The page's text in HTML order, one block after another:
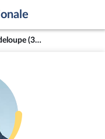
M. Max Mathiasin - Guadeloupe (3e circonscription)